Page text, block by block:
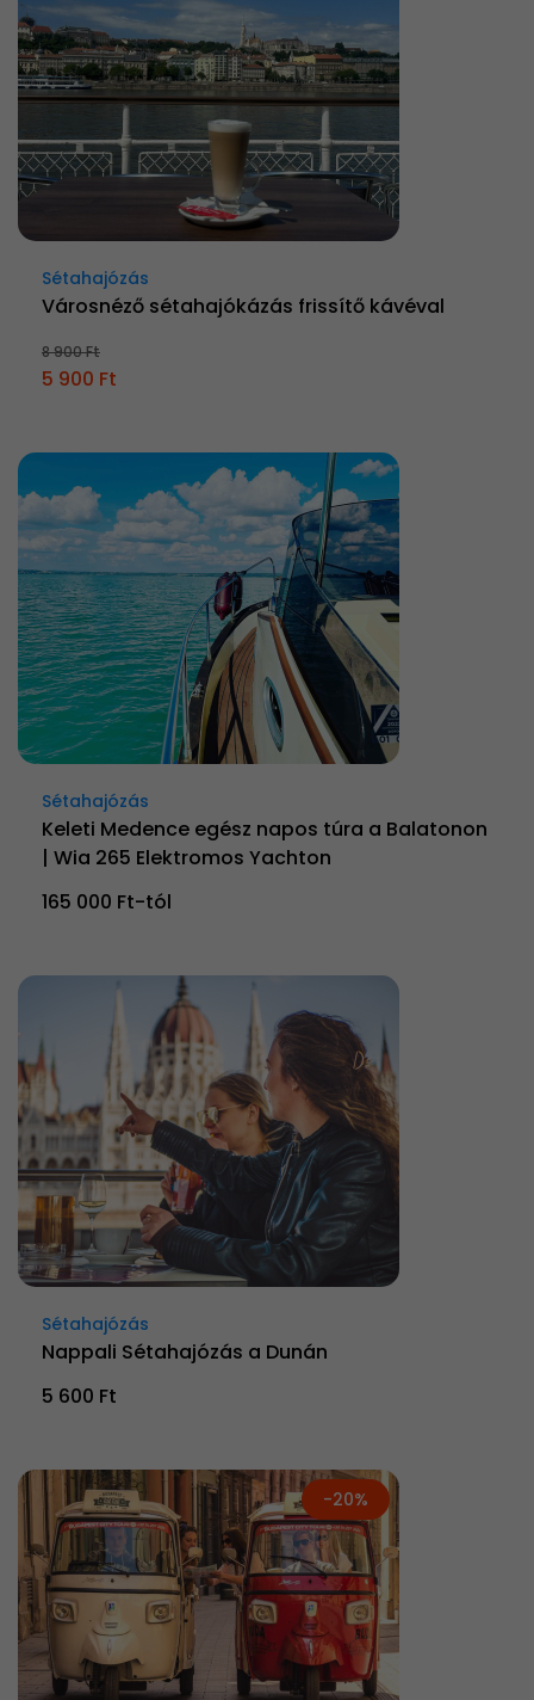
Sétahajózás
Városnéző sétahajókázás frissítő kávéval
8 900 Ft
5 900 Ft
Sétahajózás
Keleti Medence egész napos túra a Balatonon
| Wia 265 Elektromos Yachton
165 000 Ft-tól
Sétahajózás
Nappali Sétahajózás a Dunán
5 600 Ft
-20%